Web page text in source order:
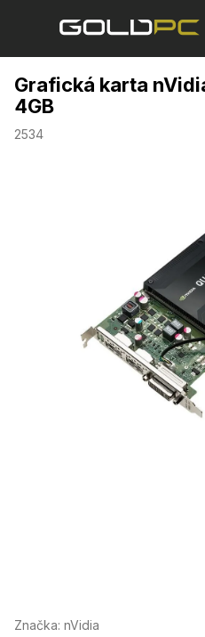
Grafická karta
4GB
2534
Značka: nVidia